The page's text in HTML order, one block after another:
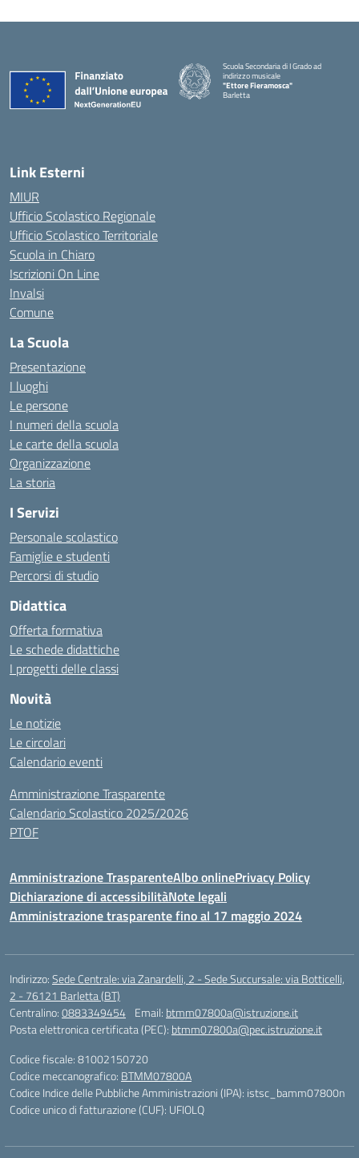
Scuola Secondaria di I Grado ad
indirizzo musicale
"Ettore Fieramosca"
Barletta
Link Esterni
MIUR
Ufficio Scolastico Regionale
Ufficio Scolastico Territoriale
Scuola in Chiaro
Iscrizioni On Line
Invalsi
Comune
La Scuola
Presentazione
I luoghi
Le persone
I numeri della scuola
Le carte della scuola
Organizzazione
La storia
I Servizi
Personale scolastico
Famiglie e studenti
Percorsi di studio
Didattica
Offerta formativa
Le schede didattiche
I progetti delle classi
Novità
Le notizie
Le circolari
Calendario eventi
Amministrazione Trasparente
Calendario Scolastico 2025/2026
PTOF
Amministrazione TrasparenteAlbo onlinePrivacy Policy
Dichiarazione di accessibilitàNote legali
Amministrazione trasparente fino al 17 maggio 2024
Indirizzo:Sede Centrale: via Zanardelli, 2 - Sede Succursale: via Botticelli,
2 - 76121 Barletta (BT)
Centralino:0883349454 Email: btmm07800a@istruzione.it
Posta elettronica certificata (PEC): btmm07800a@pec.istruzione.it
Codice fiscale: 81002150720
Codice meccanografico: BTMM07800A
Codice Indice delle Pubbliche Amministrazioni (IPA): istsc_bamm07800n
Codice unico di fatturazione (CUF): UFIOLQ